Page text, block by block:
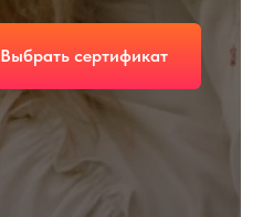
Выбрать сертификат